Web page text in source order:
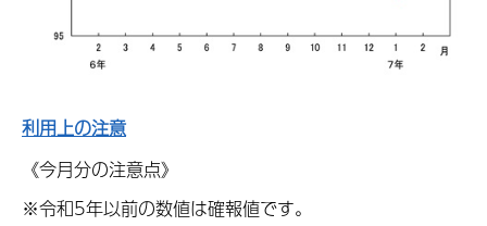
利用上の注意
《今月分の注意点》
※令和5年以前の数値は確報値です。